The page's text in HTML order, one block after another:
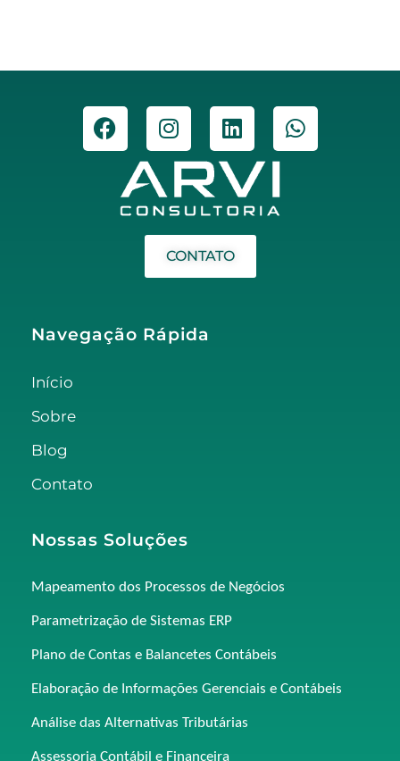
CONTATO
Navegação Rápida
Início
Sobre
Blog
Contato
Nossas Soluções
Mapeamento dos Processos de Negócios
Parametrização de Sistemas ERP
Plano de Contas e Balancetes Contábeis
Elaboração de Informações Gerenciais e Contábeis
Análise das Alternativas Tributárias
Assessoria Contábil e Financeira